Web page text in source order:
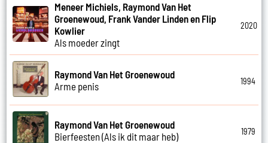
Meneer Michiels, Raymond Van Het
Groenewoud, Frank Vander Linden en Flip
Kowlier
Als moeder zingt
2020
Raymond Van Het Groenewoud
Arme penis
1994
Raymond Van Het Groenewoud
Bierfeesten (Als ik dit maar heb)
1979